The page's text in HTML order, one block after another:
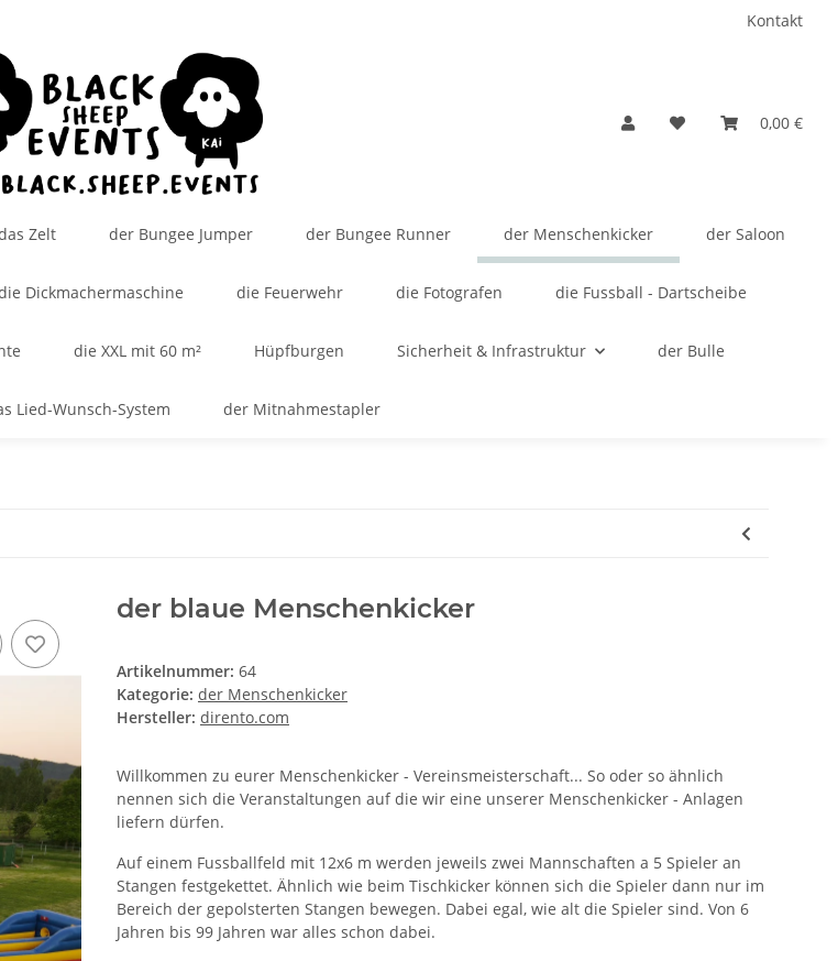
Kontakt
0,00 €
Zelt der Bungee Jumper der Bungee Runner der Menschenkicker der Saloon
Dickmachermaschine die Feuerwehr die Fotografen die Fussball - Dartscheibe
die XXL mit 60 m² Hüpfburgen Sicherheit & Infrastruktur der Bulle
Lied-Wunsch-System der Mitnahmestapler
der blaue Menschenkicker
Artikelnummer: 64
Kategorie: der Menschenkicker
Hersteller: dirento.com
Willkommen zu eurer Menschenkicker - Vereinsmeisterschaft... So oder so ähnlich
nennen sich die Veranstaltungen auf die wir eine unserer Menschenkicker - Anlagen
liefern dürfen.
Auf einem Fussballfeld mit 12x6 m werden jeweils zwei Mannschaften a 5 Spieler an
Stangen festgekettet. Ähnlich wie beim Tischkicker können sich die Spieler dann nur im
Bereich der gepolsterten Stangen bewegen. Dabei egal, wie alt die Spieler sind. Von 6
Jahren bis 99 Jahren war alles schon dabei.